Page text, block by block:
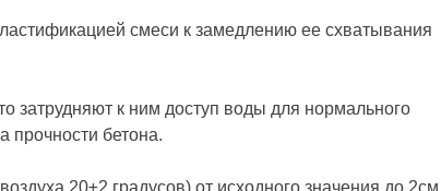
смеси к замедлению ее схватывания
затрудняют к ним доступ воды для нормального
прочности бетона.
20±2 градусов) от исходного значения до 2см